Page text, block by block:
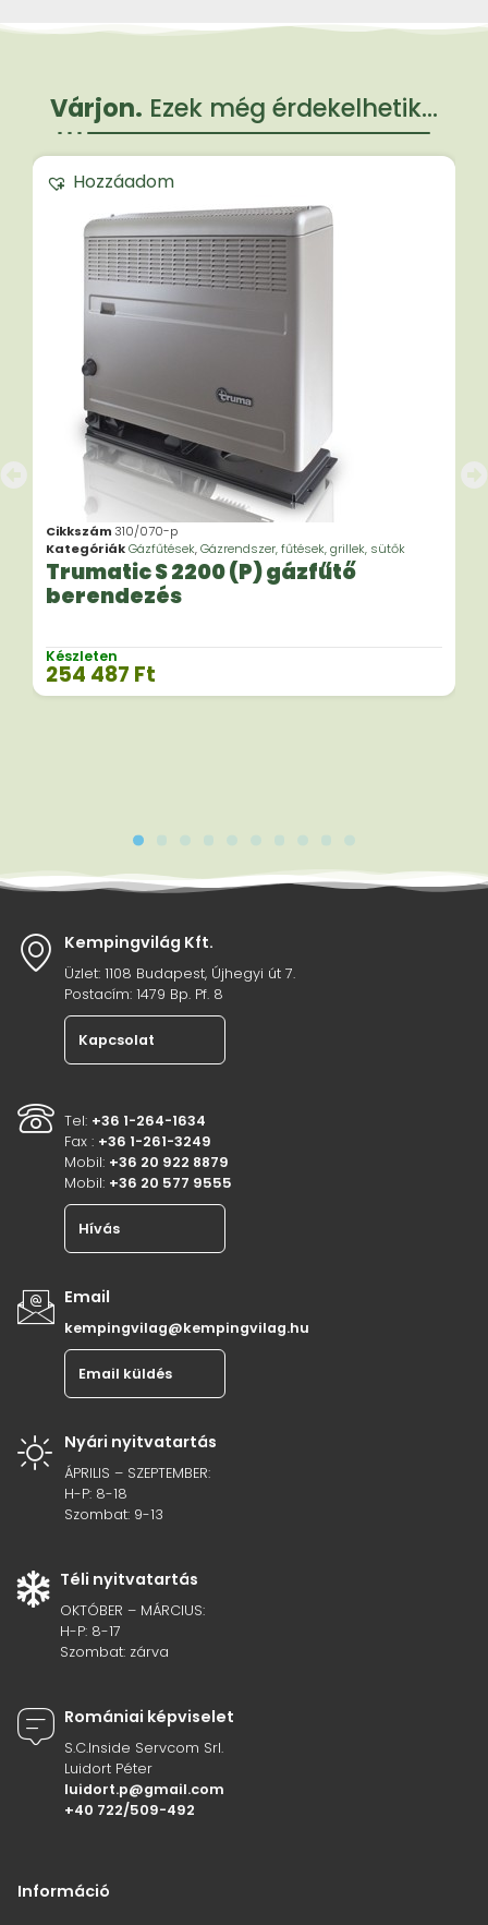
Várjon. Ezek még érdekelhetik...
Hozzáadom
Cikkszám 310/070-p
KategóriákGázfűtések,Gázrendszer, fűtések, grillek, sütők
Trumatic S 2200 (P) gázfűtő
berendezés
Készleten
254 487 Ft
Kempingvilág Kft.
Üzlet: 1108 Budapest, Újhegyi út 7.
Postacím: 1479 Bp. Pf. 8
Kapcsolat
Tel: +36 1-264-1634
Fax : +36 1-261-3249
Mobil: +36 20 922 8879
Mobil: +36 20 577 9555
Hívás
Email
kempingvilag@kempingvilag.hu
Email küldés
Nyári nyitvatartás
ÁPRILIS – SZEPTEMBER:
H-P: 8-18
Szombat: 9-13
Téli nyitvatartás
OKTÓBER – MÁRCIUS:
H-P: 8-17
Szombat: zárva
Romániai képviselet
S.C.Inside Servcom Srl.
Luidort Péter
luidort.p@gmail.com
+40 722/509-492
Információ